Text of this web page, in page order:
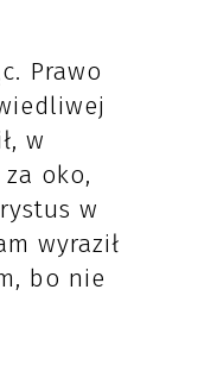
Prawo
w
oko,
w
wyraził
bo nie